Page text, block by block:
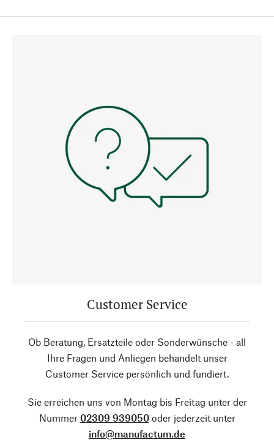
Customer Service
Ob Beratung, Ersatzteile oder Sonderwünsche - all
Ihre Fragen und Anliegen behandelt unser
Customer Service persönlich und fundiert.
Sie erreichen uns von Montag bis Freitag unter der
Nummer 02309 939050oder jederzeit unter
info@manufactum.de